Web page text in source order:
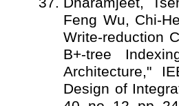
Feng Wu, Chi-
Write-reduction
B+-tree
Architecture,"
Design of